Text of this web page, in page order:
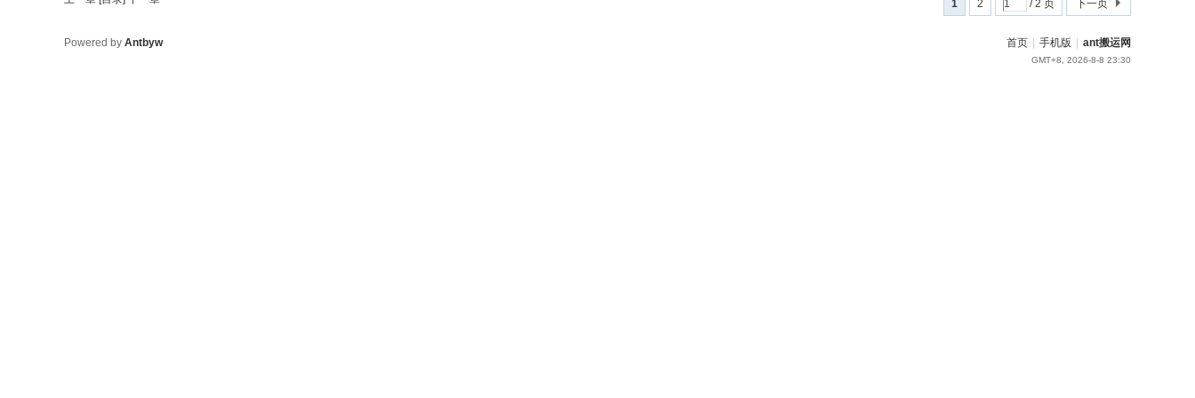
1 2 / 2 页 下一页
首页 手机版 ant搬运网
GMT+8, 2026-8-8 23:30
Powered by Antbyw